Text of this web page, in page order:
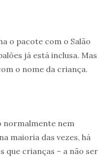
o pacote com o Salão
já está inclusa. Mas
o nome da criança.
normalmente nem
maioria das vezes, há
que crianças – a não ser